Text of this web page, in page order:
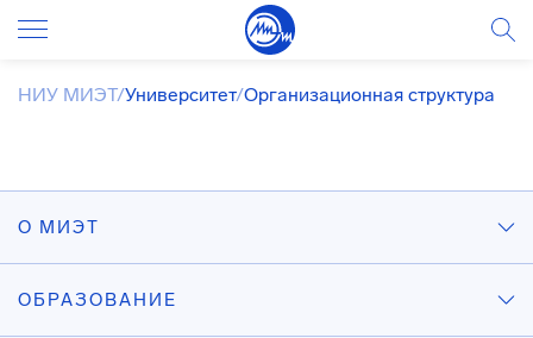
НИУ МИЭТ/Университет/Организационная структура
О МИЭТ
ОБРАЗОВАНИЕ